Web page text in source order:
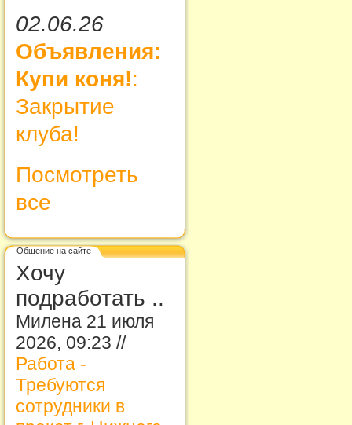
02.06.26
Объявления:
Купи коня!:
Закрытие
клуба!
Посмотреть
все
Общение на сайте
Хочу
подработать ..
Милена 21 июля
2026, 09:23 //
Работа -
Требуются
сотрудники в